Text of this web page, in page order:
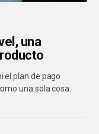
una
el plan de pago
una sola cosa: